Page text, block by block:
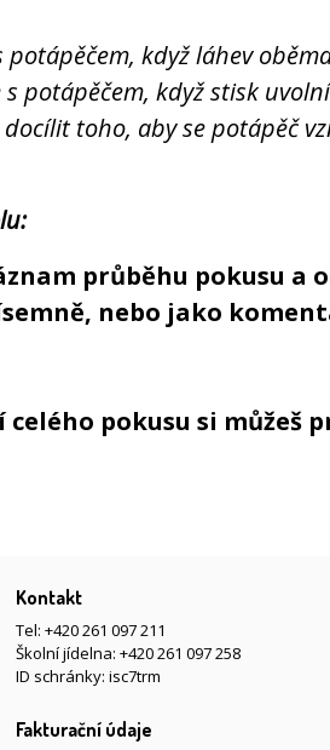
potápěčem, když láhev
s potápěčem, když stisk
toho, aby se potápěč
průběhu pokusu a
nebo jako
celého pokusu si můžeš
Kontakt
Tel: +420 261 097 211
Školní jídelna: +420 261 097 258
ID schránky: isc7trm
Fakturační údaje